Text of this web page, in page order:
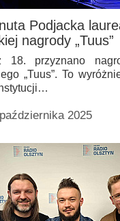
Podjacka
nagrody „Tuus”
18. przyznano
„Tuus”. To
2025